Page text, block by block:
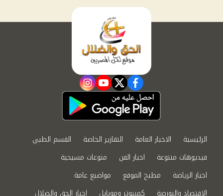
facebook
twitter
youtube
instagram
الرئيسية الاخبار العامة التقارير الخاصة
القسم الطبي
فيديوهات متنوعة
اخبار الفن
منوعات مسيحية
اخبار الرياضة
مطبخ الموقع
مواضيع عامة
الاقتصاد والبورصة
كمبيوتر وموبايل اخبار الحق والضلال